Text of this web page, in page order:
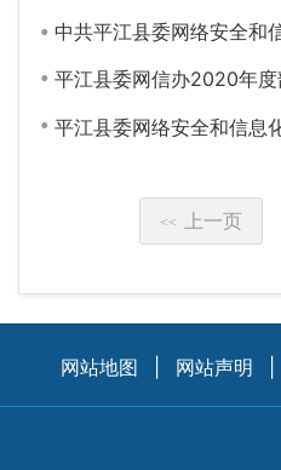
中共平江县委网络安全和信息化委员
平江县委网信办2020年度部
平江县委网络安全和信息化委员
<< 上一页
网站地图 网站声明